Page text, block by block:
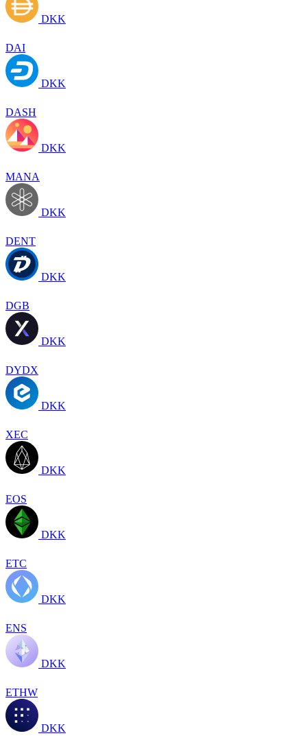
DKK
DAI
DKK
DASH
DKK
MANA
DKK
DENT
DKK
DGB
DKK
DYDX
DKK
XEC
DKK
EOS
DKK
ETC
DKK
ENS
DKK
ETHW
DKK